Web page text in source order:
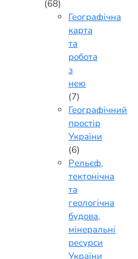
(68)
Географічна
карта
та
робота
з
нею
(7)
Географічний
простір
України
(6)
Рельєф,
тектонічна
та
геологічна
будова,
мінеральні
ресурси
України